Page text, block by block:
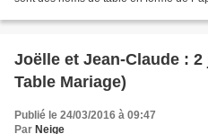
Joëlle et Jean-Claude :
Table Mariage)
Publié le 24/03/2016 à 09:47
Par Neige